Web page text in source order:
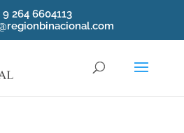
9 264 6604113